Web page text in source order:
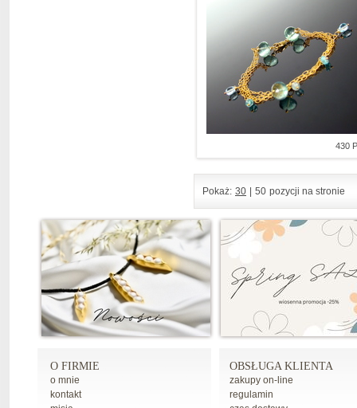
430
Pokaż: 30 50 pozycji na stronie
O FIRMIE
o mnie
kontakt
OBSŁUGA KLIENTA
zakupy on-line
regulamin